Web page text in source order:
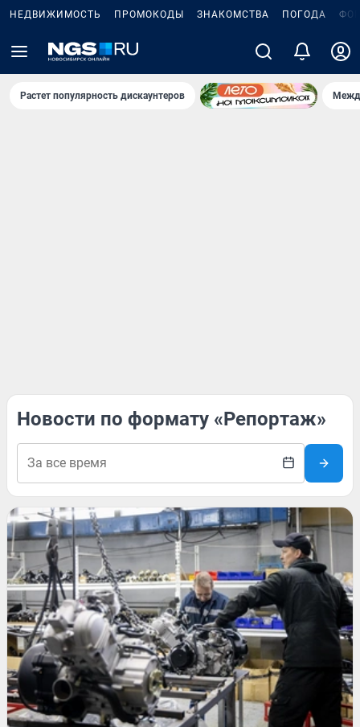
НЕДВИЖИМОСТЬ ПРОМОКОДЫ ЗНАКОМСТВА ПОГОДА
Растет популярность дискаунтеров
Новости по формату «Репортаж»